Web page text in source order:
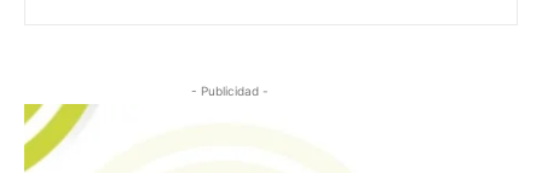
- Publicidad -